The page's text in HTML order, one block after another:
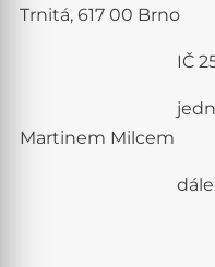
Trnitá, 617 00
IČ
jednající
Martinem Milcem
dále